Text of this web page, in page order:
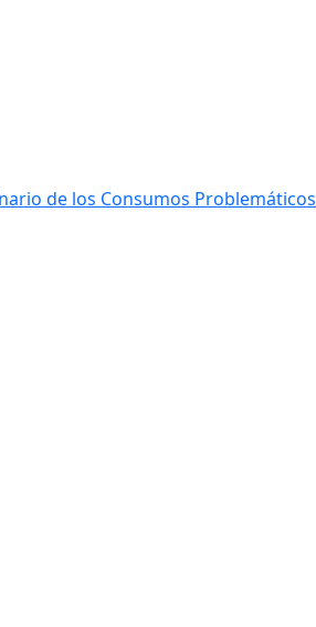
de los Consumos Problemáticos